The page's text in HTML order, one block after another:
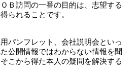
Ｂ訪問の一番の目的は、志望する
られることです。
パンフレット、会社説明会といっ
公開情報ではわからない情報を聞
こから得た本人の疑問を解決する